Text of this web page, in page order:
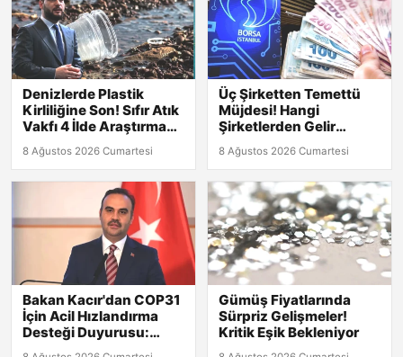
Denizlerde Plastik
Kirliliğine Son! Sıfır Atık
Vakfı 4 İlde Araştırma
Başlatıyor
8 Ağustos 2026 Cumartesi
Üç Şirketten Temettü
Müjdesi! Hangi
Şirketlerden Gelir
Bekleniyor?
8 Ağustos 2026 Cumartesi
Bakan Kacır'dan COP31
İçin Acil Hızlandırma
Desteği Duyurusu:
Gümüş Fiyatlarında
Sürpriz Gelişmeler!
Kritik Eşik Bekleniyor